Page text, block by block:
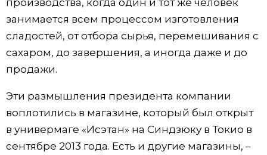
производства, когда один и тот же человек
занимается всем процессом изготовления
сладостей, от отбора сырья, перемешивания с
сахаром, до завершения, а иногда даже и до
продажи.
Эти размышления президента компании
воплотились в магазине, который был открыт
в универмаге «Исэтан» на Синдзюку в Токио в
сентябре 2013 года. Есть и другие магазины, –